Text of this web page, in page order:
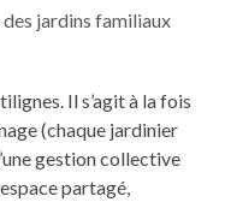
jardins familiaux
Il s’agit à la fois
(chaque jardinier
gestion collective
partagé,